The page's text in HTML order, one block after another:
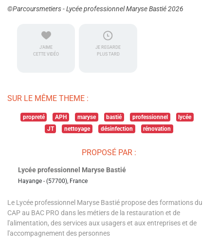
©Parcoursmetiers - Lycée professionnel Maryse Bastié 2026
J'AIME
CETTE VIDÉO
JE REGARDE
PLUS TARD
SUR LE MÊME THEME :
propreté APH maryse bastié professionnel
lycée
JT
nettoyage désinfection rénovation
PROPOSÉ PAR :
Lycée professionnel Maryse Bastié
Hayange - (57700), France
Le Lycée professionnel Maryse Bastié propose des formations du
CAP au BAC PRO dans les métiers de la restauration et de
l'alimentation, des services aux usagers et aux entreprises et de
l'accompagnement des personnes